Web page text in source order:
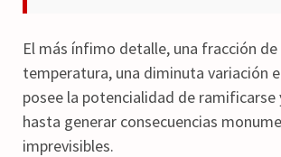
El más ínfimo detalle, una fracción
temperatura, una diminuta variación
posee la potencialidad de
hasta generar consecuencias
imprevisibles.